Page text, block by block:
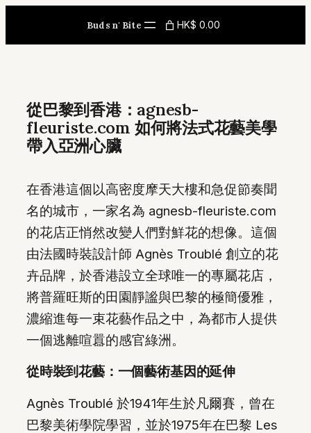
content
Buds n' Bite HK$ 0.00
從巴黎到香港：agnesb-
fleuriste.com 如何將法式花藝美學
帶入亞洲心臟
在香港這個以高密度摩天大樓和急促節奏聞
名的城市，一家名為 agnesb-fleuriste.com
的花店正悄然改變人們對鮮花的想像。這個
由法國時裝設計師 Agnès Troublé 創立的花
卉品牌，於香港設立全球唯一的專屬花店，
將普羅旺斯的田園靜謐與巴黎的極簡優雅，
濃縮進每一束花藝作品之中，為都市人提供
一個逃離喧囂的感官綠洲。
從時裝到花藝：一個藝術基因的延伸
Agnès Troublé 於1941年生於凡爾賽，曾在
巴黎美術學院學習，並於1975年在巴黎 Les